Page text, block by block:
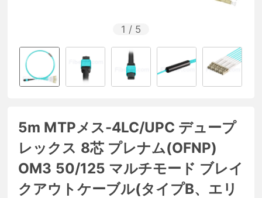
1 / 5
5m MTPメス-4LC/UPC デュープ
レックス 8芯 プレナム(OFNP)
OM3 50/125 マルチモード ブレイ
クアウトケーブル(タイプB、エリ